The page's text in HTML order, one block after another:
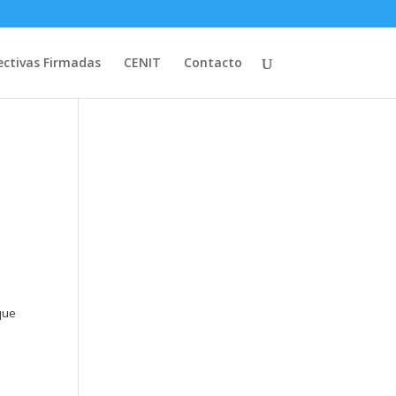
Firmadas CENIT Contacto